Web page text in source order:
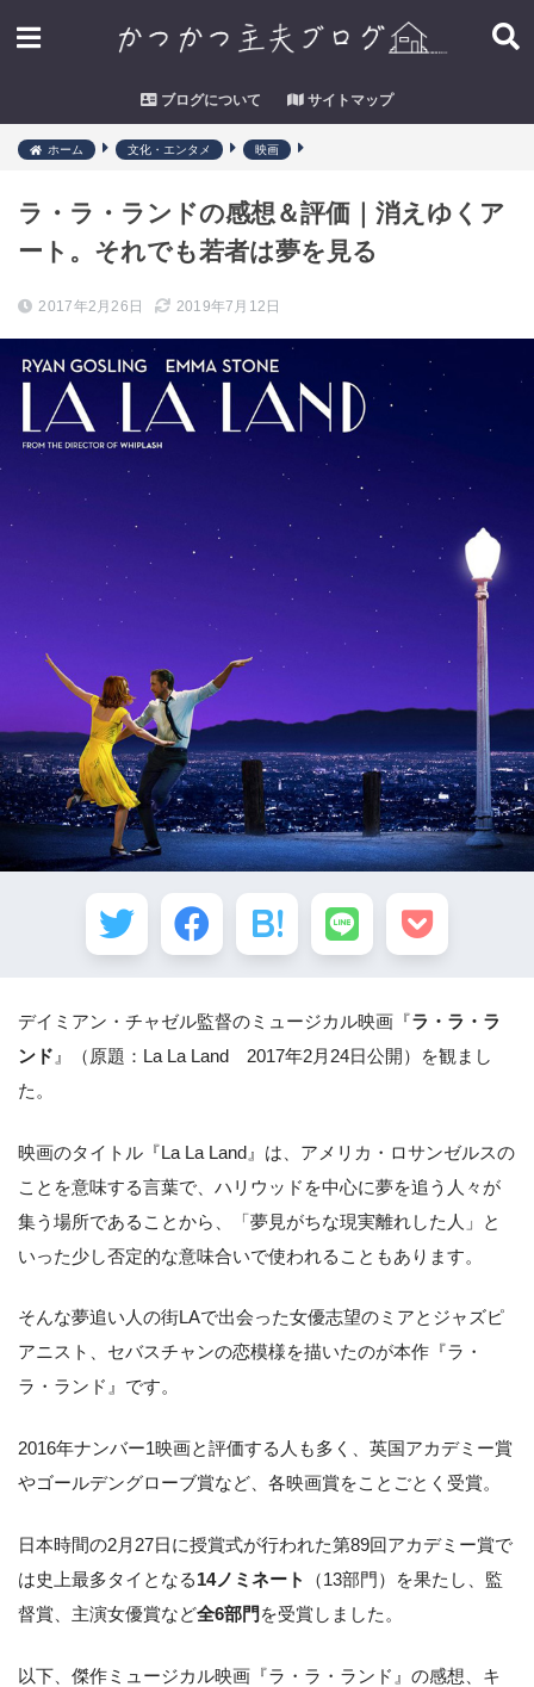
ブログについて サイトマップ
ホーム 文化・エンタメ 映画
ラ・ラ・ランドの感想＆評価｜消えゆくア
ート。それでも若者は夢を見る
2017年2月26日 2019年7月12日
デイミアン・チャゼル監督のミュージカル映画『ラ・ラ・ラ
ンド 』（原題：La La Land 2017年2月24日公開）を観まし
た。
映画のタイトル『La La Land』は、アメリカ・ロサンゼルスの
ことを意味する言葉で、ハリウッドを中心に夢を追う人々が
集う場所であることから、「夢見がちな現実離れした人」と
いった少し否定的な意味合いで使われることもあります。
そんな夢追い人の街LAで出会った女優志望のミアとジャズピ
アニスト、セバスチャンの恋模様を描いたのが本作『ラ・
ラ・ランド』です。
2016年ナンバー1映画と評価する人も多く、英国アカデミー賞
やゴールデングローブ賞など、各映画賞をことごとく受賞。
日本時間の2月27日に授賞式が行われた第89回アカデミー賞で
は史上最多タイとなる14ノミネート
（13部門）を果たし、監
督賞、主演女優賞など全6部門 を受賞しました。
以下、傑作ミュージカル映画『ラ・ラ・ランド』の感想、キ